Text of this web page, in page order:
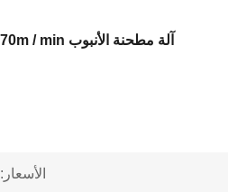
آلة مطحنة الأنبوب 70m / min
الأسعار: